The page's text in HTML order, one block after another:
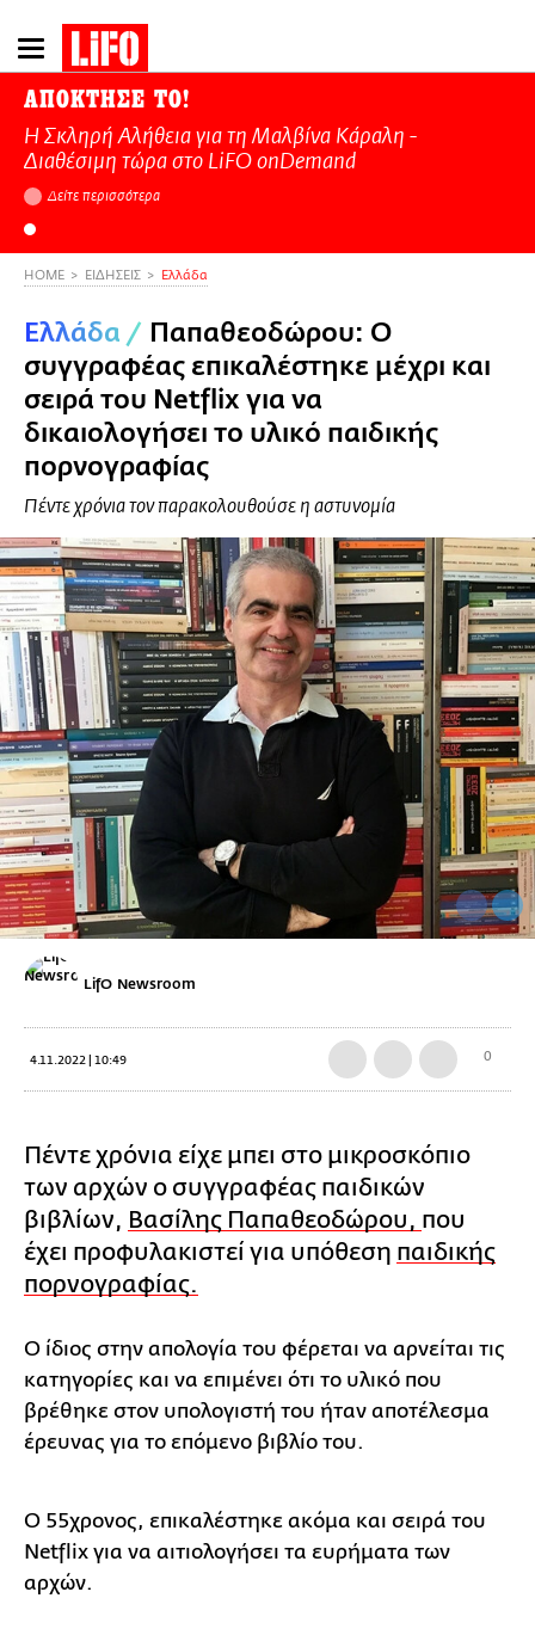
Παράκαμψη
προς
κυρίως
περιεχόμενο
ΑΠΟΚΤΗΣΕ ΤΟ!
Η Σκληρή Αλήθεια για τη Μαλβίνα Κάραλη -
Διαθέσιμη τώρα στo LiFO onDemand
Δείτε περισσότερα
HOME ΕΙΔΗΣΕΙΣ Ελλάδα
Ελλάδα / Παπαθεοδώρου: Ο
συγγραφέας επικαλέστηκε μέχρι και
σειρά του Netflix για να
δικαιολογήσει το υλικό παιδικής
πορνογραφίας
Πέντε χρόνια τον παρακολουθούσε η αστυνομία
LifO Newsroom
4.11.2022 | 10:49 0
Πέντε χρόνια είχε μπει στο μικροσκόπιο
των αρχών ο συγγραφέας παιδικών
βιβλίων, Βασίλης Παπαθεοδώρου, που
έχει προφυλακιστεί για υπόθεση παιδικής
πορνογραφίας.
Ο ίδιος στην απολογία του φέρεται να αρνείται τις
κατηγορίες και να επιμένει ότι το υλικό που
βρέθηκε στον υπολογιστή του ήταν αποτέλεσμα
έρευνας για το επόμενο βιβλίο του.
Ο 55χρονος, επικαλέστηκε ακόμα και σειρά του
Netflix για να αιτιολογήσει τα ευρήματα των
αρχών.